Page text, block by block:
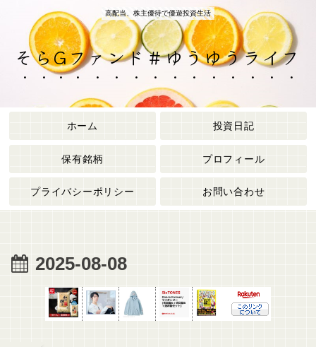
高配当、株主優待で優遊投資生活
そらGファンド＃ゆうゆうライフ
ホーム 投資日記
保有銘柄 プロフィール
プライバシーポリシー お問い合わせ
2025-08-08